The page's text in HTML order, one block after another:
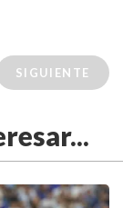
SIGUIENTE